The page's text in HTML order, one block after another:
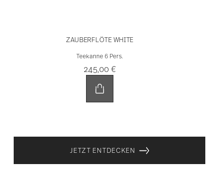
Tradition
„Fantasie ist